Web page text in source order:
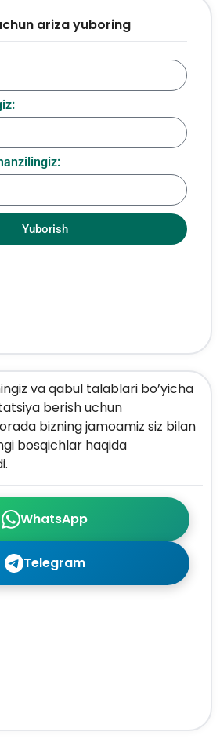
WhatsApp
Telegram
va qabul talablari bo’yicha
berish uchun
bizning jamoamiz siz bilan
bosqichlar haqida
Yuborish
ariza yuboring